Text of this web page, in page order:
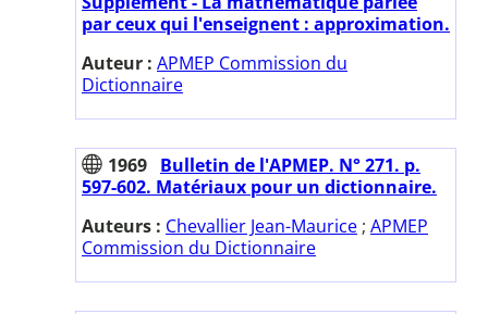
par ceux qui l'enseignent : approximation.
Auteur : APMEP Commission du
Dictionnaire
1969 Bulletin de l'APMEP. N° 271. p.
597-602. Matériaux pour un dictionnaire.
Auteurs : Chevallier Jean-Maurice ; APMEP
Commission du Dictionnaire